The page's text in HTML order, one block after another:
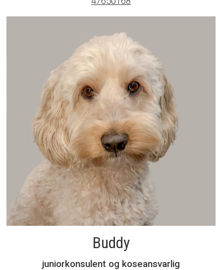
Buddy
juniorkonsulent og koseansvarlig